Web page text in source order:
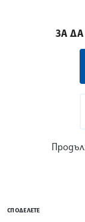
ЗА ДА
СПОДЕЛЕТЕ